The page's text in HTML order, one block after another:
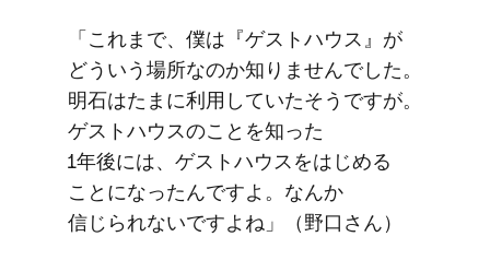
「これまで、​僕は​『ゲストハウス』が​
どういう​場所なのか​知りませんでした。​
明石は​たまに​利用していた​そうですが。​
ゲストハウスの​ことを​知った​
1年後には、​ゲストハウスを​はじめる​
ことになったんですよ。​なんか​
信じられないですよね」​（野口さん）